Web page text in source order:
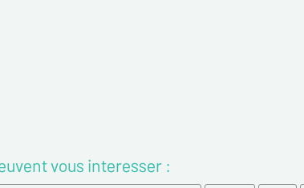
vous interesser :